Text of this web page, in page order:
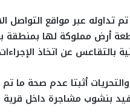
تداوله عبر مواقع التواصل
أرض مملوكة لها بمنطقة
بالتقاعس عن اتخاذ الإجراءات
أثبتا عدم صحة ما